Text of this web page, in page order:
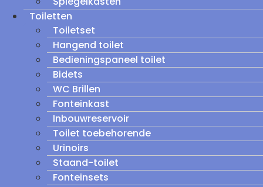
Toiletten
Toiletset
Hangend toilet
Bedieningspaneel toilet
Bidets
WC Brillen
Fonteinkast
Inbouwreservoir
Toilet toebehorende
Urinoirs
Staand-toilet
Fonteinsets